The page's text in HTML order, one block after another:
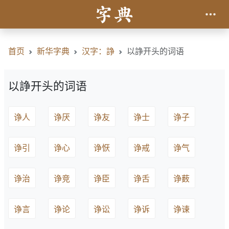
首页 新华字典 汉字：諍 以諍开头的词语
以諍开头的词语
诤人 诤厌 诤友 诤士 诤子
诤引 诤心 诤恹 诤戒 诤气
诤治 诤竞 诤臣 诤舌 诤薮
诤言 诤论 诤讼 诤诉 诤谏